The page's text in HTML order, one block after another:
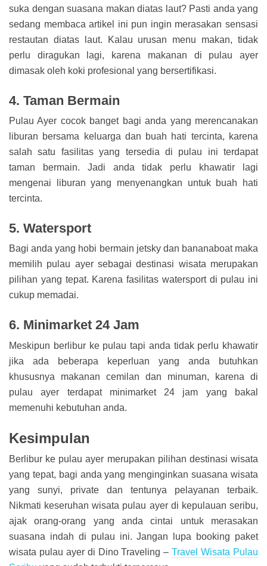
suka dengan suasana makan diatas laut? Pasti anda yang
sedang membaca artikel ini pun ingin merasakan sensasi
restautan diatas laut. Kalau urusan menu makan, tidak
perlu diragukan lagi, karena makanan di pulau ayer
dimasak oleh koki profesional yang bersertifikasi.
4. Taman Bermain
Pulau Ayer cocok banget bagi anda yang merencanakan
liburan bersama keluarga dan buah hati tercinta, karena
salah satu fasilitas yang tersedia di pulau ini terdapat
taman bermain. Jadi anda tidak perlu khawatir lagi
mengenai liburan yang menyenangkan untuk buah hati
tercinta.
5. Watersport
Bagi anda yang hobi bermain jetsky dan bananaboat maka
memilih pulau ayer sebagai destinasi wisata merupakan
pilihan yang tepat. Karena fasilitas watersport di pulau ini
cukup memadai.
6. Minimarket 24 Jam
Meskipun berlibur ke pulau tapi anda tidak perlu khawatir
jika ada beberapa keperluan yang anda butuhkan
khususnya makanan cemilan dan minuman, karena di
pulau ayer terdapat minimarket 24 jam yang bakal
memenuhi kebutuhan anda.
Kesimpulan
Berlibur ke pulau ayer merupakan pilihan destinasi wisata
yang tepat, bagi anda yang menginginkan suasana wisata
yang sunyi, private dan tentunya pelayanan terbaik.
Nikmati keseruhan wisata pulau ayer di kepulauan seribu,
ajak orang-orang yang anda cintai untuk merasakan
suasana indah di pulau ini. Jangan lupa booking paket
wisata pulau ayer di Dino Traveling –Travel Wisata Pulau